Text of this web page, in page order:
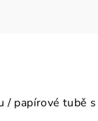
papírové tubě